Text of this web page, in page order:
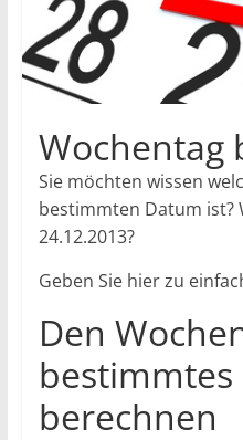
Wochentag
Sie möchten wissen
bestimmten Datum ist?
24.12.2013?
Geben Sie hier zu
Den
bestimmtes
berechnen